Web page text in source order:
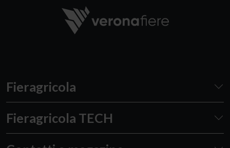
Fieragricola
Fieragricola TECH